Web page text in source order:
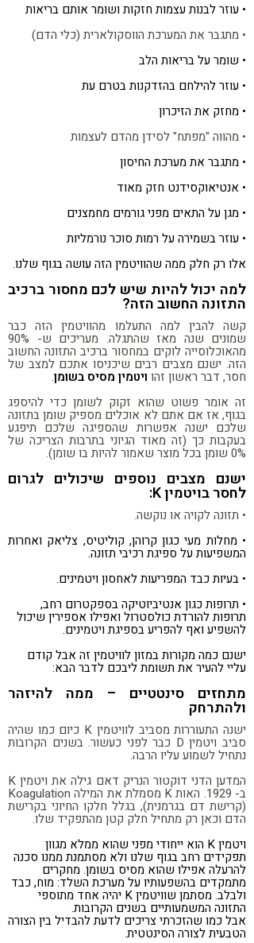
• עוזר לבנות עצמות חזקות ושומר אותם בריאות
• מתגבר את המערכת הווסקולארית (כלי הדם)
• שומר על בריאות הלב
• עוזר להילחם בהזדקנות בטרם עת
• מחזק את הזיכרון
• מהווה "מפתח" לסידן מהדם לעצמות
• מתגבר את מערכת החיסון
• אנטיאוקסידנט חזק מאוד
• מגן על התאים מפני גורמים מחמצנים
• עוזר בשמירה על רמות סוכר נורמליות
אלו רק חלק ממה שהוויטמין הזה עושה בגוף שלנו.
למה יכול להיות שיש לכם מחסור ברכיב
התזונה החשוב הזה?
קשה להבין למה התעלמו מהוויטמין הזה כבר
שמונים שנה מאז שהתגלה. מעריכים ש- 90%
מהאוכלוסייה לוקים במחסור ברכיב התזונה החשוב
הזה. ישנם מצבים רבים שיכניסו אתכם למצב של
חסר, דבר ראשון זהו ויטמין מסיס בשומן.
זה אומר פשוט שהוא זקוק לשומן כדי להיספג
בגוף, אז אם אתם לא אוכלים מספיק שומן בתזונה
שלכם ישנה אפשרות שהספיגה שלכם תיפגע
בעקבות כך (זה מאוד הגיוני בתרבות הצריכה של
0% שומן בכל מוצר שאמור להיות בו שומן).
ישנם מצבים נוספים שיכולים לגרום
לחסר בויטמין K:
• תזונה לקויה או נוקשה.
• מחלות מעי כגון קרוהן, קוליטיס, צליאק ואחרות
המשפיעות על ספיגת רכיבי תזונה.
• בעיות כבד המפריעות לאחסון ויטמינים.
• תרופות כגון אנטיביוטיקה בספקטרום רחב,
תרופות להורדת כולסטרול ואפילו אספירין שיכול
להשפיע ואף להפריע בספיגת ויטמינים.
ישנם כמה מקורות במזון לוויטמין זה אבל קודם
עליי להעיר את תשומת ליבכם לדבר הבא:
מתחזים סינטטיים – ממה להיזהר
ולהתרחק
ישנה התעוררות מסביב לוויטמין K כיום כמו שהיה
סביב ויטמין D כבר לפני כעשור. בשנים הקרובות
נתחיל לשמוע עליו הרבה.
המדען הדני דוקטור הנריק דאם גילה את ויטמין K
ב- 1929. האות K מסמלת את המילה Koagulation
(קרישת דם בגרמנית), בגלל חלקו החיוני בקרישת
הדם וכאן רק מתחיל חלק קטן מהתפקיד שלו.
ויטמין K הוא ייחודי מפני שהוא ממלא מגוון
תפקידים רחב בגוף שלנו ולא מסתמנת ממנו סכנה
להרעלה אפילו שהוא מסיס בשומן. מחקרים
מתמקדים בהשפעותיו על מערכת השלד: מוח, כבד
ולבלב. מסתמן שוויטמין K יהיה אחד מתוספי
התזונה המשמעותיים בשנים הקרובות.
אבל כמו שהזכרתי צריכים לדעת להבדיל בין הצורה
הטבעית לצורה הסינטטית.